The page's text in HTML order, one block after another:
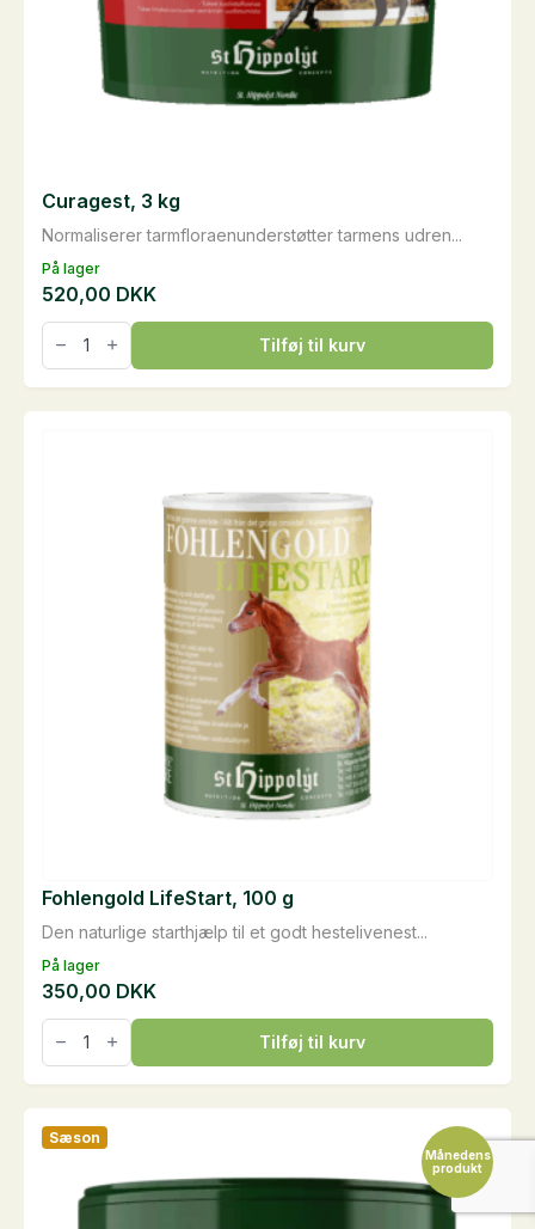
På lager
Normaliserer tarmfloraenunderstøtter tarmens udren...
Curagest, 3 kg
520,00 DKK
Curagest,
kg
antal
Tilføj til kurv
På lager
Den naturlige starthjælp til et godt hestelivenest...
Fohlengold LifeStart, 100 g
350,00 DKK
Fohlengold
LifeStart,
100
g
Tilføj til kurv
Sæson
Månedens
produkt